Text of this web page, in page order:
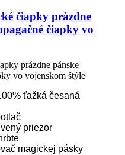
čiapky prázdne
čiapky vo
prázdne pánske
vo vojenskom štýle
ťažká česaná
priezor
magickej pásky